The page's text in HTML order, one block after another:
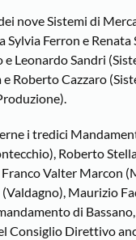
nove Sistemi di
Ferron e
Leonardo Sandri
Roberto Cazzaro
i tredici
Roberto
Valter Marcon
Maurizio
di
Consiglio Direttivo